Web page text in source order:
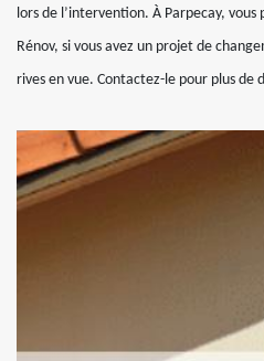
lors de l’intervention. À Parpecay,
Rénov, si vous avez un projet de
rives en vue. Contactez-le pour plus de